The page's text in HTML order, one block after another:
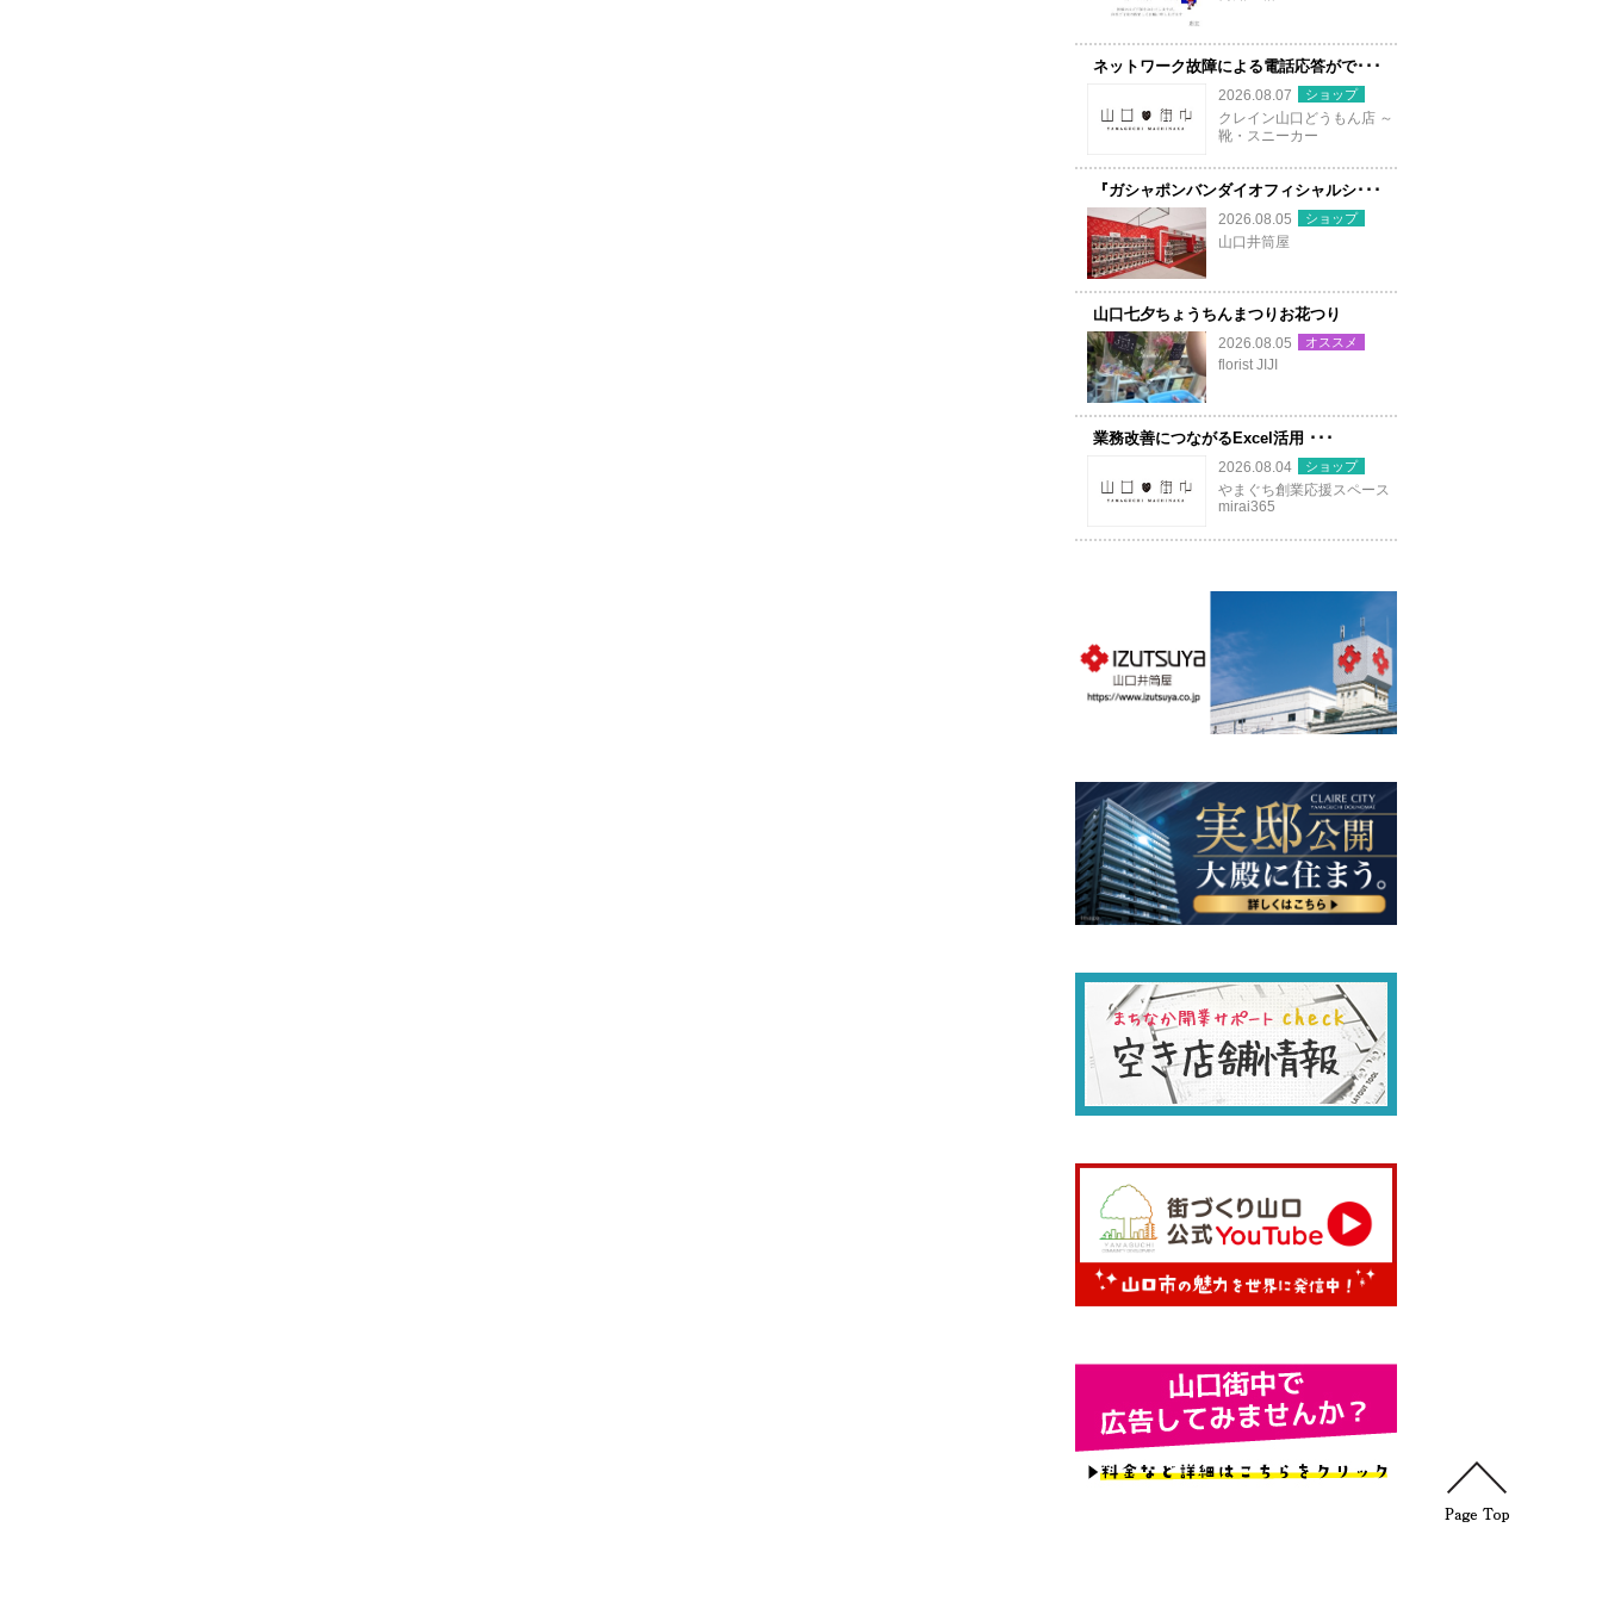
ネットワーク故障による電話応答がで･･･
2026.08.07
ショップ
クレイン山口どうもん店 ～
靴・スニーカー
『ガシャポンバンダイオフィシャルシ･･･
2026.08.05
ショップ
山口井筒屋
山口七夕ちょうちんまつりお花つり
2026.08.05
オススメ
florist JIJI
業務改善につながるExcel活用 ･･･
2026.08.04
ショップ
やまぐち創業応援スペース
mirai365